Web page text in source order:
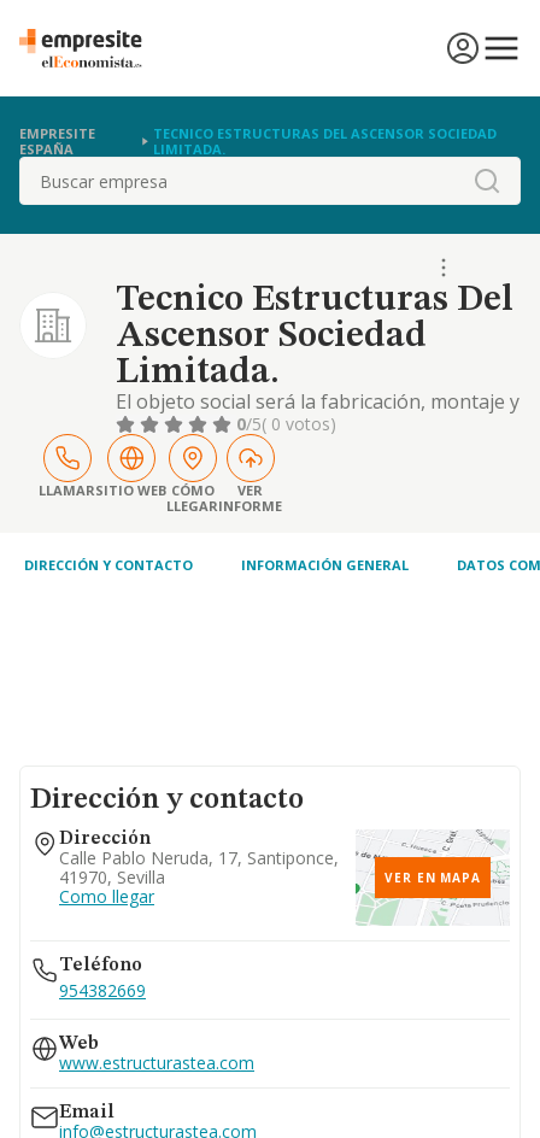
EMPRESITE
ESPAÑA
TECNICO ESTRUCTURAS DEL ASCENSOR SOCIEDAD
LIMITADA.
Buscar
Tecnico Estructuras Del
Ascensor Sociedad
Limitada.
El objeto social será la fabricación, montaje y
reparación de estructuras autoportantes
para ascensores
0/5( 0 votos)
LLAMARSITIO WEB CÓMO
LLEGAR
VER
INFORME
DIRECCIÓN Y CONTACTO INFORMACIÓN GENERAL DATOS
Dirección y contacto
Dirección
Calle Pablo Neruda, 17, Santiponce,
41970, Sevilla
Como llegar
VER EN MAPA
Teléfono
954382669
Web
www.estructurastea.com
Email
info@estructurastea.com